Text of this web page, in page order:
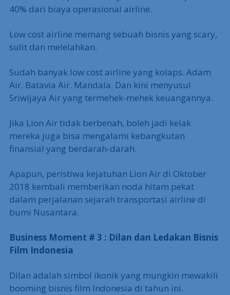
40% dari biaya operasional airline.
Low cost airline memang sebuah bisnis yang scary,
sulit dan melelahkan.
Sudah banyak low cost airline yang kolaps. Adam
Air. Batavia Air. Mandala. Dan kini menyusul
Sriwijaya Air yang termehek-mehek keuangannya.
Jika Lion Air tidak berbenah, boleh jadi kelak
mereka juga bisa mengalami kebangkutan
finansial yang berdarah-darah.
Apapun, peristiwa kejatuhan Lion Air di Oktober
2018 kembali memberikan noda hitam pekat
dalam perjalanan sejarah transportasi airline di
bumi Nusantara.
Business Moment # 3 : Dilan dan Ledakan Bisnis
Film Indonesia
Dilan adalah simbol ikonik yang mungkin mewakili
booming bisnis film Indonesia di tahun ini.